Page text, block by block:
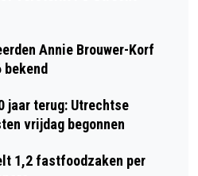
Annie Brouwer-Korf
bekend
jaar terug: Utrechtse
vrijdag begonnen
1,2 fastfoodzaken per